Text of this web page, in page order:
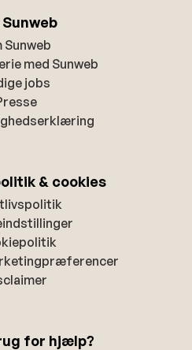
Sunweb
med Sunweb
jobs
& cookies
for hjælp?